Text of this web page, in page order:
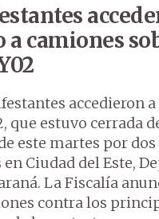
a camiones
accedieron
que estuvo cerrada
este martes por
en Ciudad del Este,
La Fiscalía
contra los